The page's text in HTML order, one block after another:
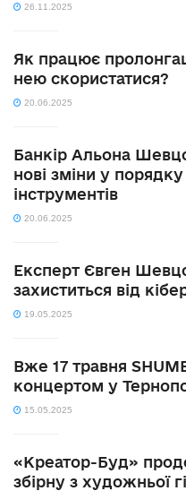
26.11.2025
Як працює
нею скористатися?
20.06.2025
Банкір Альона
нові зміни у
інструментів
20.06.2025
Експерт Євген
захиститься від
19.05.2025
Вже 17 травня
концертом у
15.05.2025
«Креатор-Буд»
збірну з художньої